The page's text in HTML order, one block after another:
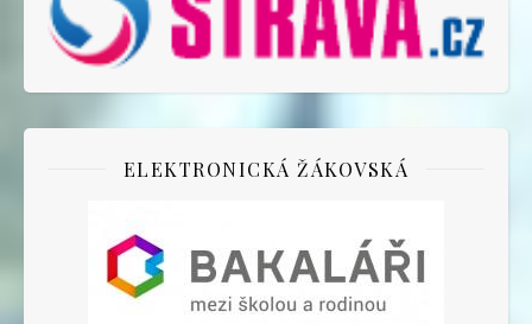
ELEKTRONICKÁ ŽÁKOVSKÁ